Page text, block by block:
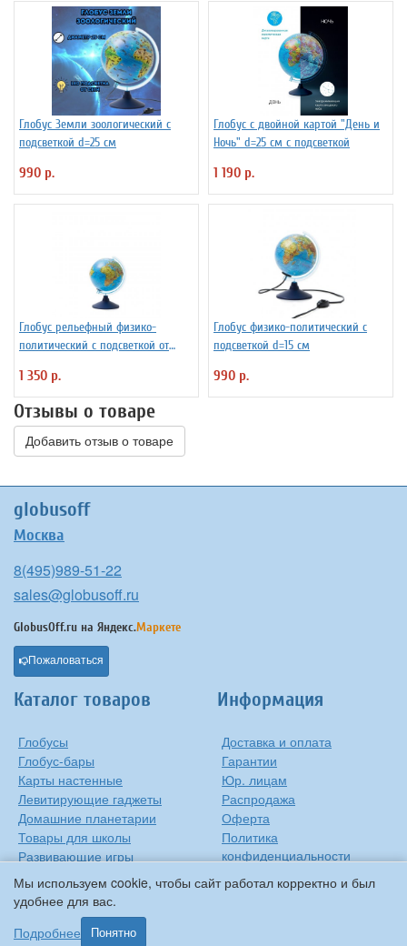
Мы используем cookie, чтобы сайт работал корректно и был
удобнее для вас.
Подробнее
Понятно
Глобус Земли зоологический с
подсветкой d=25 см
990 р.
Глобус с двойной картой "День и
Ночь" d=25 см с подсветкой
1 190 р.
Глобус рельефный физико-
политический с подсветкой от
1 350 р.
Глобус физико-политический с
подсветкой d=15 см
990 р.
Отзывы о товаре
Добавить отзыв о товаре
globusoff
Москва
8(495)989-51-22
sales@globusoff.ru
GlobusOff.ru на Яндекс.Маркете
Пожаловаться
Каталог товаров
Глобусы
Глобус-бары
Карты настенные
Левитирующие гаджеты
Домашние планетарии
Товары для школы
Развивающие игры
Оригинальные игрушки
Подарки на Новый Год
Прочее
Информация
Доставка и оплата
Гарантии
Юр. лицам
Распродажа
Оферта
Политика
конфиденциальности
О компании